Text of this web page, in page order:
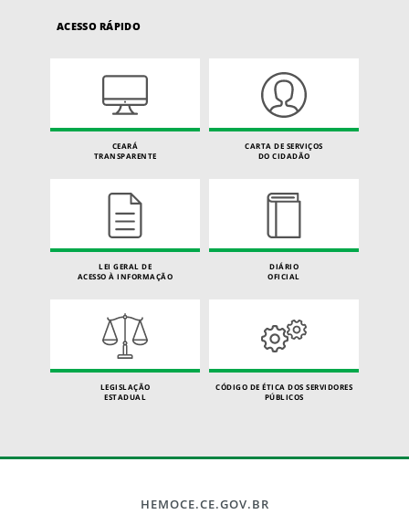
ACESSO RÁPIDO
CEARÁ
TRANSPARENTE
CARTA DE SERVIÇOS
DO CIDADÃO
LEI GERAL DE
ACESSO À INFORMAÇÃO
DIÁRIO
OFICIAL
LEGISLAÇÃO
ESTADUAL
CÓDIGO DE ÉTICA DOS SERVIDORES
PÚBLICOS
HEMOCE.CE.GOV.BR